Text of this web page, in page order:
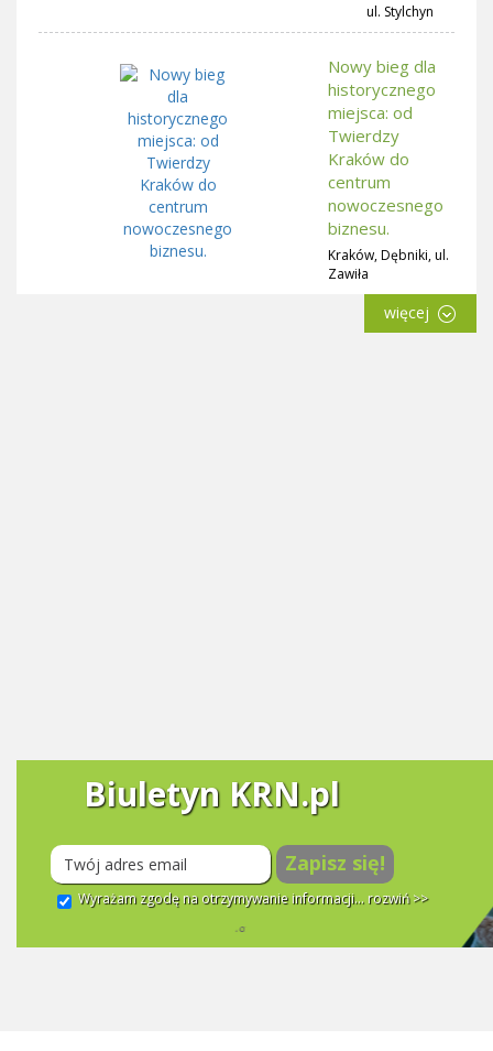
ul. Stylchyn
Nowy bieg dla
historycznego
miejsca: od
Twierdzy
Kraków do
centrum
nowoczesnego
biznesu.
Kraków, Dębniki, ul.
Zawiła
więcej
Biuletyn KRN.pl
Zapisz się!
Wyrażam zgodę na otrzymywanie informacji... rozwiń >>